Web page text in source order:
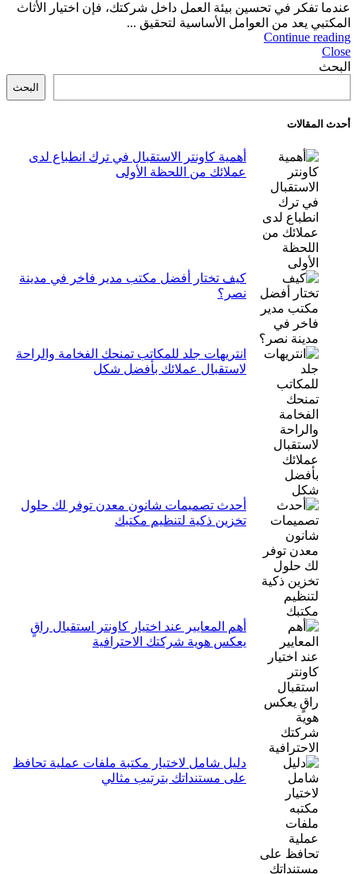
عندما تفكر في تحسين بيئة العمل داخل شركتك، فإن اختيار الأثاث
المكتبي يعد من العوامل الأساسية لتحقيق ...
Continue reading
Close
البحث
البحث
أحدث المقالات
أهمية كاونتر الاستقبال في ترك انطباع لدى
عملائك من اللحظة الأولى
كيف تختار أفضل مكتب مدير فاخر في مدينة
نصر؟
انتريهات جلد للمكاتب تمنحك الفخامة والراحة
لاستقبال عملائك بأفضل شكل
أحدث تصميمات شانون معدن توفر لك حلول
تخزين ذكية لتنظيم مكتبك
أهم المعايير عند اختيار كاونتر استقبال راقٍ
يعكس هوية شركتك الاحترافية
دليل شامل لاختيار مكتبة ملفات عملية تحافظ
على مستنداتك بترتيب مثالي